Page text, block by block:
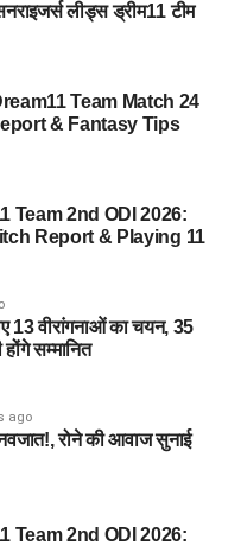
लीड्स ड्रीम11 टीम
Team Match 24
& Fantasy Tips
Team 2nd ODI 2026:
Report & Playing 11
13 वीरांगनाओं का चयन, 35
सम्मानित
ago
रोने की आवाज सुनाई
Team 2nd ODI 2026: